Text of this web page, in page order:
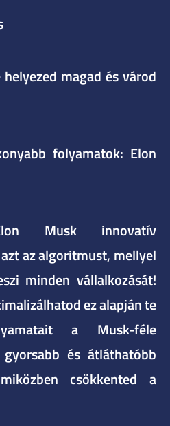
magad és várod
folyamatok: Elon
Musk innovatív
az algoritmust, mellyel
minden vállalkozását!
ez alapján te
a Musk-féle
és átláthatóbb
csökkented a